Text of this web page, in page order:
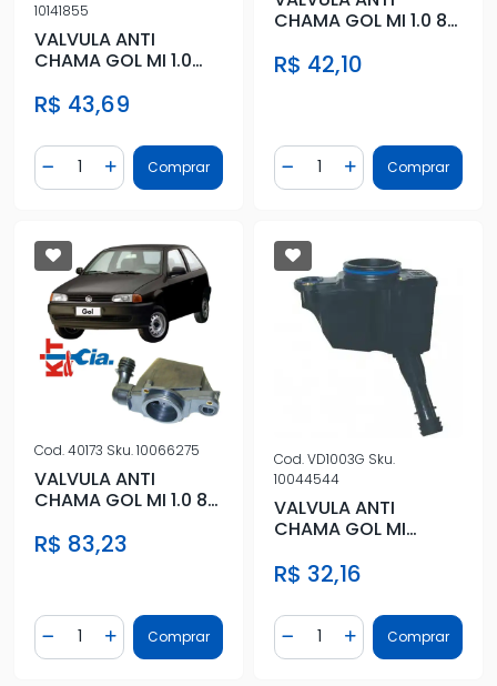
10141855
VALVULA ANTI
CHAMA GOL MI 1.0
R$ 43,69
Diminuir Quantidade
Quantidade
Adicionar Quantidade
Comprar
CHAMA GOL MI 1.0 8V
R$ 42,10
Diminuir Quantidade
Quantidade
AdicionarComprar
Cod.40173 Sku.10066275
VALVULA ANTI
CHAMA GOL MI 1.0 8V
R$ 83,23
Diminuir Quantidade
Quantidade
Adicionar Quantidade
Comprar
Cod.VD1003G Sku.
10044544
VALVULA ANTI
CHAMA GOL MI
R$ 32,16
Diminuir Quantidade
Quantidade
AdicionarComprar